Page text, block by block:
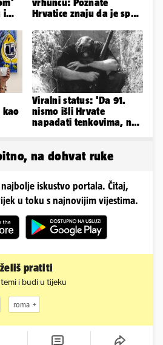
i
vrhuncu: Poznate
Hrvatice znaju da je spas
kao
Viralni status: 'Da 91.
nismo išli Hrvate
napadati tenkovima, ne
na dohvat ruke
iskustvo portala. Čitaj,
u toku s najnovijim vijestima.
pratiti
i budi u tijeku
roma